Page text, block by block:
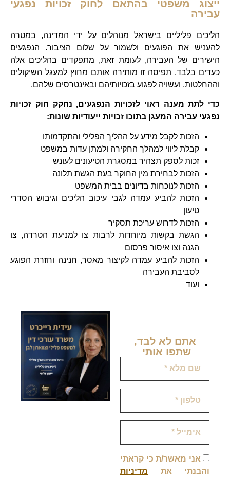
ייצוג משפטי בהתאם לחוק זכויות נפגעי
עבירה
הליכים פליליים בישראל מנוהלים על ידי המדינה, במטרה
להעניש את הפוגעים ולשמור על שלום הציבור. הנפגעים
הישירים של העבירה, לעומת זאת, מתפקדים בהליכים אלה
כעדים בלבד. תפיסה זו מותירה אותם מחוץ למעגל השיקולים
וההחלטות, ועשויה לפגוע בזכויותיהם ובאינטרסים שלהם.
כדי לתת מענה ראוי לזכויות הנפגעים, נחקק חוק זכויות
נפגעי עבירה המעגן בתוכו זכויות ייעודיות שונות:
הזכות לקבל מידע על ההליך הפלילי והתקדמותו
קבלת ליווי למהלך החקירה ולמתן עדות במשפט
זכות לספק תצהיר במסגרת הטיעונים לעונש
הזכות לבחירת מין החוקר בעת הגשת תלונה
הזכות לנוכחות בדיונים בבית המשפט
הזכות להביע עמדה לגבי עיכוב הליכים וגיבוש הסדרי
טיעון
הזכות לדרוש עריכת תסקיר
הגשת בקשות מיוחדות לרבות צו למניעת הטרדה, צו
הגנה וצו איסור פרסום
הזכות להביע עמדה לקיצור מאסר, חנינה וחזרת הפוגע
לסביבת העבירה
ועוד
אתם לא לבד,
שתפו אותי ​
אני מאשר/ת כי קראתי
והבנתי את מדיניות